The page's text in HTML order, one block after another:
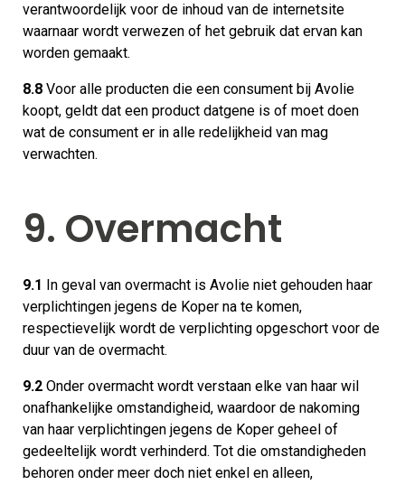
verantwoordelijk voor de inhoud van de internetsite
waarnaar wordt verwezen of het gebruik dat ervan kan
worden gemaakt.
8.8 Voor alle producten die een consument bij Avolie
koopt, geldt dat een product datgene is of moet doen
wat de consument er in alle redelijkheid van mag
verwachten.
9. Overmacht
9.1
In geval van overmacht is Avolie niet gehouden haar
verplichtingen jegens de Koper na te komen,
respectievelijk wordt de verplichting opgeschort voor de
duur van de overmacht.
9.2 Onder overmacht wordt verstaan elke van haar wil
onafhankelijke omstandigheid, waardoor de nakoming
van haar verplichtingen jegens de Koper geheel of
gedeeltelijk wordt verhinderd. Tot die omstandigheden
behoren onder meer doch niet enkel en alleen,